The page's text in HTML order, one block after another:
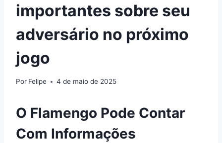
importantes sobre seu
adversário no próximo
jogo
Por Felipe 4 de maio de 2025
O Flamengo Pode Contar
Com Informações